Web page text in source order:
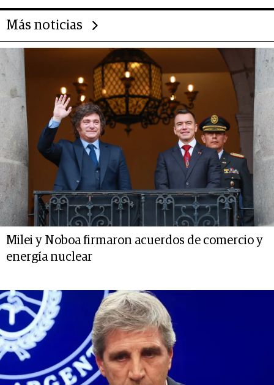
Más noticias
Milei y Noboa firmaron acuerdos de comercio y
energía nuclear